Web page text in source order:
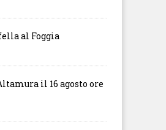
al Foggia
il 16 agosto ore